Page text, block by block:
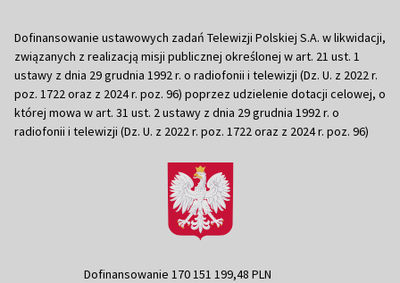
Dofinansowanie ustawowych zadań Telewizji Polskiej S.A. w likwidacji,
związanych z realizacją misji publicznej określonej w art. 21 ust. 1
ustawy z dnia 29 grudnia 1992 r. o radiofonii i telewizji (Dz. U. z 2022 r.
poz. 1722 oraz z 2024 r. poz. 96) poprzez udzielenie dotacji celowej, o
której mowa w art. 31 ust. 2 ustawy z dnia 29 grudnia 1992 r. o
radiofonii i telewizji (Dz. U. z 2022 r. poz. 1722 oraz z 2024 r. poz. 96)
Dofinansowanie 170 151 199,48 PLN